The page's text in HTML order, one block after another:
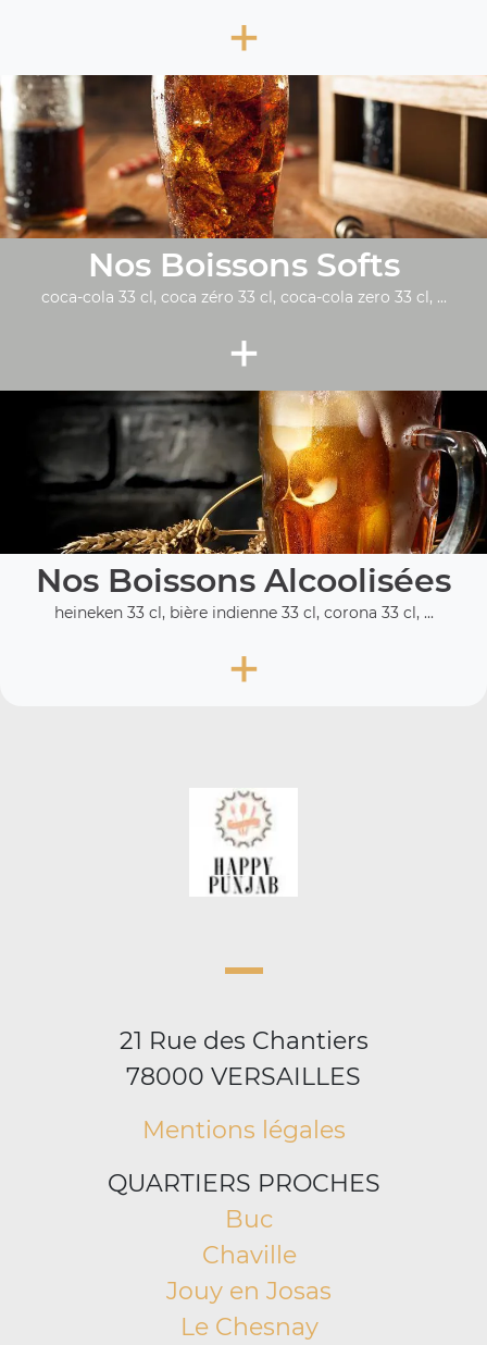
+
Nos Boissons Softs
coca-cola 33 cl, coca zéro 33 cl, coca-cola zero 33 cl, ...
+
Nos Boissons Alcoolisées
heineken 33 cl, bière indienne 33 cl, corona 33 cl, ...
+
21 Rue des Chantiers
78000 VERSAILLES
Mentions légales
QUARTIERS PROCHES
Buc
Chaville
Jouy en Josas
Le Chesnay